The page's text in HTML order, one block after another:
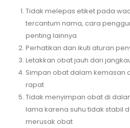
Tidak melepas etiket pada
tercantum nama, cara
penting lainnya
Perhatikan dan ikuti aturan
Letakkan obat jauh dari
Simpan obat dalam kemasan
rapat
Tidak menyimpan obat di
lama karena suhu tidak stabil
merusak obat